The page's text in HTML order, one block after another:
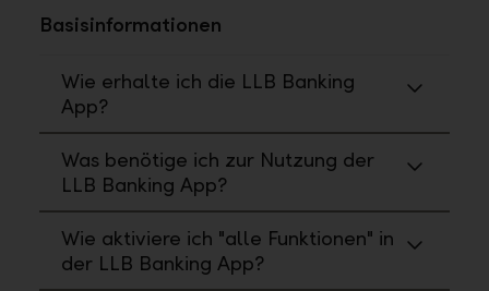
Basisinformationen
Wie erhalte ich die LLB Banking
App?
Was benötige ich zur Nutzung der
LLB Banking App?
Wie aktiviere ich "alle Funktionen" in
der LLB Banking App?